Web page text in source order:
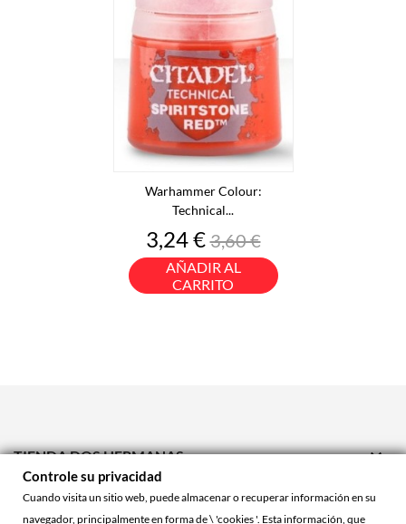
Warhammer Colour:
Technical...
Precio
3,24 €Precio
base
3,60 €
AÑADIR AL
CARRITO
TIENDA DOS HERMANAS 
TIENDA ONLINE 
Controle su privacidad
Cuando visita un sitio web, puede almacenar o recuperar información en su
navegador, principalmente en forma de \ 'cookies '. Esta información, que